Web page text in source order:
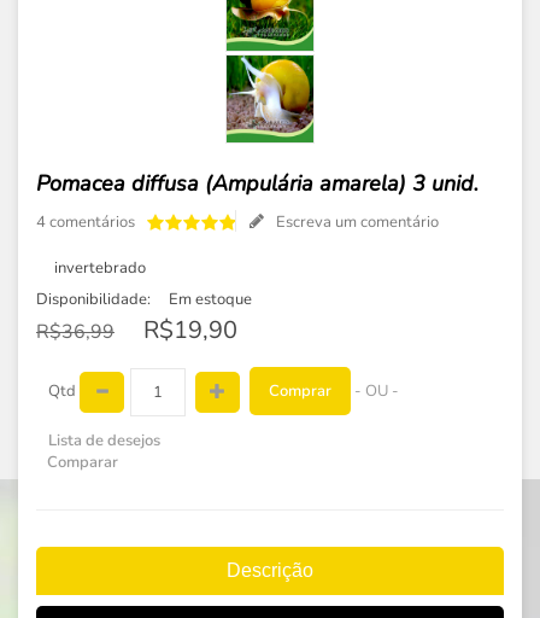
Pomacea diffusa (Ampulária amarela) 3 unid.
4 comentários Escreva um comentário
invertebrado
Disponibilidade:
Em estoque
R$36,99 R$19,90
Qtd Comprar - OU -
Lista de desejos
Comparar
Descrição